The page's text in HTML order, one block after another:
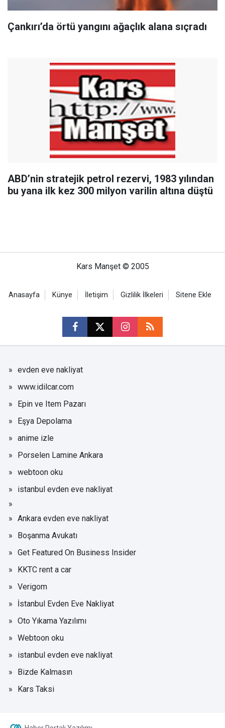
Çankırı’da örtü yangını ağaçlık alana sıçradı
ABD’nin stratejik petrol rezervi, 1983 yılından
bu yana ilk kez 300 milyon varilin altına düştü
Kars Manşet © 2005
Anasayfa Künye İletişim Gizlilik İlkeleri Sitene Ekle
evden eve nakliyat
www.idilcar.com
Epin ve Item Pazarı
Eşya Depolama
anime izle
Porselen Lamine Ankara
webtoon oku
istanbul evden eve nakliyat
Ankara evden eve nakliyat
Boşanma Avukatı
Get Featured On Business Insider
KKTC rent a car
Verigom
İstanbul Evden Eve Nakliyat
Oto Yıkama Yazılımı
Webtoon oku
istanbul evden eve nakliyat
Bizde Kalmasın
Kars Taksi